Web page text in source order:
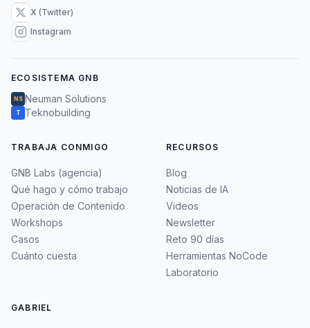
X (Twitter)
Instagram
ECOSISTEMA GNB
NS Neuman Solutions
T Teknobuilding
TRABAJA CONMIGO
GNB Labs (agencia)
Qué hago y cómo trabajo
Operación de Contenido
Workshops
Casos
Cuánto cuesta
RECURSOS
Blog
Noticias de IA
Videos
Newsletter
Reto 90 días
Herramientas NoCode
Laboratorio
GABRIEL